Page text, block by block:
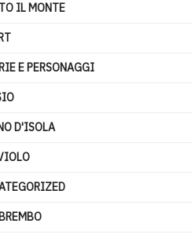
IL MONTE
E PERSONAGGI
D'ISOLA